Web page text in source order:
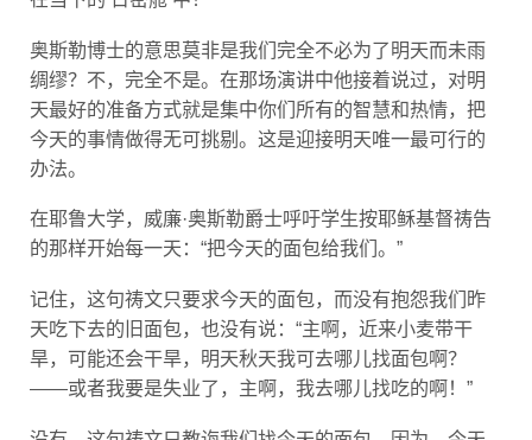
奥斯勒博士的意思莫非是我们完全不必为了明天而未雨
绸缪？不，完全不是。在那场演讲中他接着说过，对明
天最好的准备方式就是集中你们所有的智慧和热情，把
今天的事情做得无可挑剔。这是迎接明天唯一最可行的
办法。
在耶鲁大学，威廉·奥斯勒爵士呼吁学生按耶稣基督祷告
的那样开始每一天：“把今天的面包给我们。”
记住，这句祷文只要求今天的面包，而没有抱怨我们昨
天吃下去的旧面包，也没有说：“主啊，近来小麦带干
旱，可能还会干旱，明天秋天我可去哪儿找面包啊？
——或者我要是失业了，主啊，我去哪儿找吃的啊！”
没有，这句祷文只教诲我们找今天的面包。因为，今天